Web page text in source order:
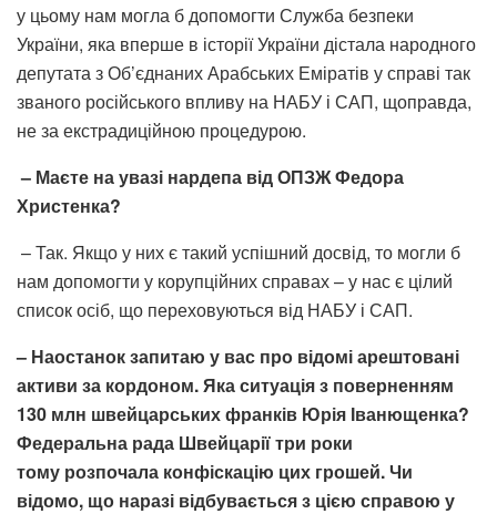
у цьому нам могла б допомогти Служба безпеки
України, яка вперше в історії України дістала народного
депутата з Об’єднаних Арабських Еміратів у справі так
званого російського впливу на НАБУ і САП, щоправда,
не за екстрадиційною процедурою.
– Маєте на увазі нардепа від ОПЗЖ Федора
Христенка?
– Так. Якщо у них є такий успішний досвід, то могли б
нам допомогти у корупційних справах – у нас є цілий
список осіб, що переховуються від НАБУ і САП.
– Наостанок запитаю у вас про відомі арештовані
активи за кордоном. Яка ситуація з поверненням
130 млн швейцарських франків Юрія Іванющенка?
Федеральна рада Швейцарії три роки
тому розпочала конфіскацію цих грошей. Чи
відомо, що наразі відбувається з цією справою у